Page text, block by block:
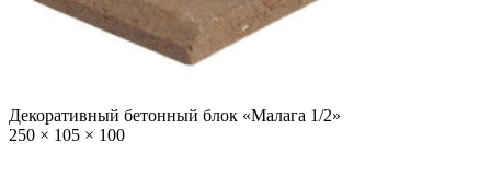
Декоративный бетонный блок «Малага 1/2»
250 × 105 × 100